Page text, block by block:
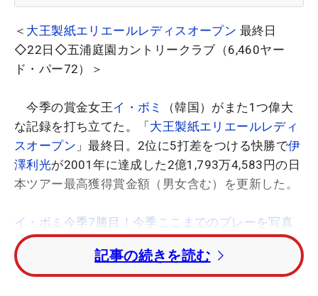
＜ 大王製紙エリエールレディスオープン 最終日
◇22日◇五浦庭園カントリークラブ（6,460ヤー
ド・パー72）＞
今季の賞金女王イ・ボミ
（韓国）がまた1つ偉大
な記録を打ち立てた。「 大王製紙エリエールレディ
スオープン 」最終日。2位に5打差をつける快勝で伊
澤利光が2001年に達成した2億1,793万4,583円の日
本ツアー最高獲得賞金額（男女含む）を更新した。
イ・ボミ今季7勝目！今季ここまでのプレーを写真
館で振り返る
3打差をつけてティオフしたボミは、2番パー5で
記事の続きを読む